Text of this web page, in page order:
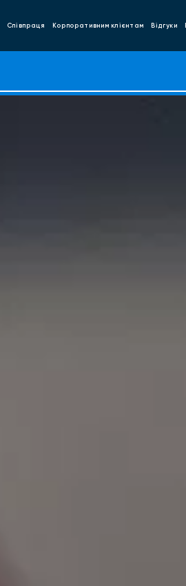
Співпраця Корпоративним клієнтам Відгуки